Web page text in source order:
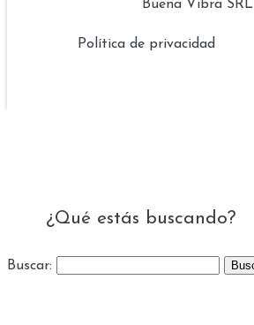
Buena Vibra SRL
Política de privacidad
¿Qué estás buscando?
Buscar: